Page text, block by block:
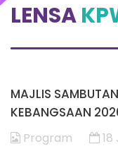
LENSA
MAJLIS
KEBANGSAAN
Program